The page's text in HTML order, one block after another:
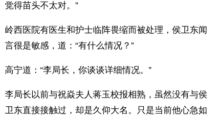
觉得苗头不太对。”
岭西医院有医生和护士临阵畏缩而被处理，侯卫东闻
言很是敏感，道：“有什么情况？”
高宁道：“李局长，你谈谈详细情况。”
李局长以前与祝焱夫人蒋玉校报相熟，虽然没有与侯
卫东直接接触过，却是久仰大名。只是当前他心急如